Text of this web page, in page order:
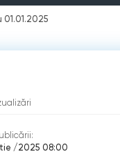
/2025 08:00